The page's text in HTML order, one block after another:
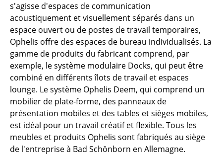
Bureaux & Secrétaires
Secrétaires & Tables PC
Tables de conférence et Pupitres
Tables hautes & Pupitres
Tables enfants
Table de jardin
Chariots & Dessertes
s'agisse d'espaces de communication
acoustiquement et visuellement séparés dans un
espace ouvert ou de postes de travail temporaires,
Ophelis offre des espaces de bureau individualisés. La
gamme de produits du fabricant comprend, par
exemple, le système modulaire Docks, qui peut être
combiné en différents îlots de travail et espaces
lounge. Le système Ophelis Deem, qui comprend un
mobilier de plate-forme, des panneaux de
présentation mobiles et des tables et sièges mobiles,
est idéal pour un travail créatif et flexible. Tous les
meubles et produits Ophelis sont fabriqués au siège
de l'entreprise à Bad Schönborn en Allemagne.